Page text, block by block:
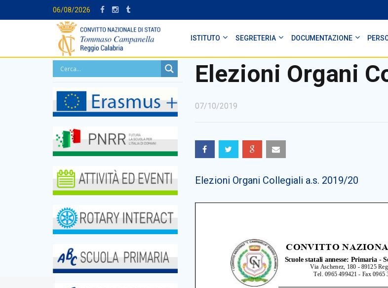
06/08/2026
ISTITUTO SEGRETERIA DOCUMENTAZIONE
Elezioni Organi
07/10/2019
Elezioni Organi Collegiali a.s. 2019/20